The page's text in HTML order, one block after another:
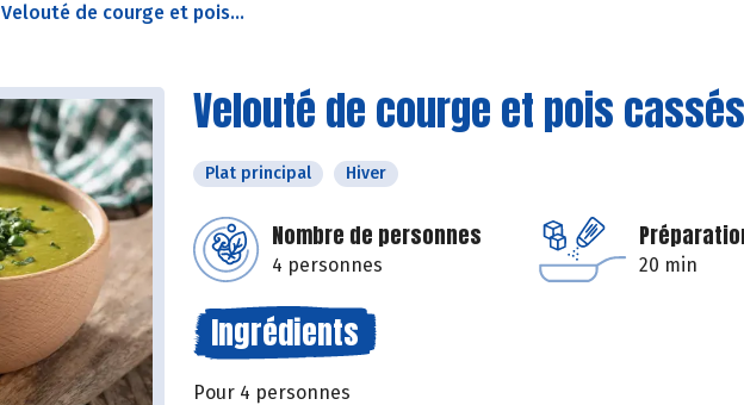
Velouté de courge et pois...
Velouté de courge et pois
Plat principal Hiver
Nombre de personnes
4 personnes 20 min
Ingrédients
Pour 4 personnes